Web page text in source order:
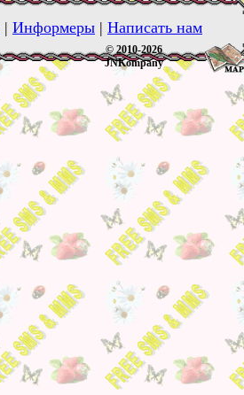
| Информеры | Написать нам
© 2010-2026
JNKompany